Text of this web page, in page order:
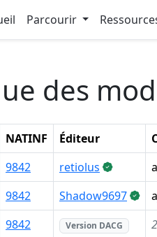
Parcourir
des
NATINF Éditeur
9842 retiolus
9842 Shadow9697
9842 Version DACG